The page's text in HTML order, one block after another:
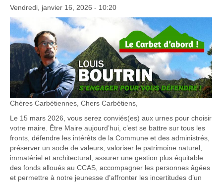
Vendredi, janvier 16, 2026 - 10:20
Chères Carbétiennes, Chers Carbétiens,
Le 15 mars 2026, vous serez conviés(es) aux urnes pour choisir
votre maire. Être Maire aujourd’hui, c’est se battre sur tous les
fronts, défendre les intérêts de la Commune et des administrés,
préserver un socle de valeurs, valoriser le patrimoine naturel,
immatériel et architectural, assurer une gestion plus équitable
des fonds alloués au CCAS, accompagner les personnes âgées
et permettre à notre jeunesse d’affronter les incertitudes d’un